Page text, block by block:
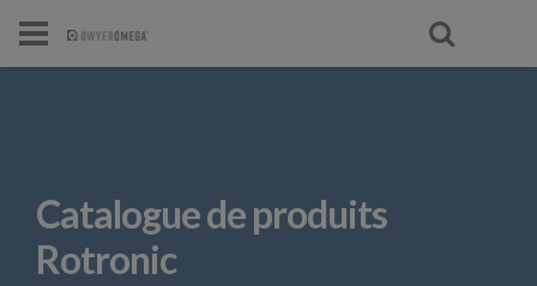
Catalogue de produits
Rotronic